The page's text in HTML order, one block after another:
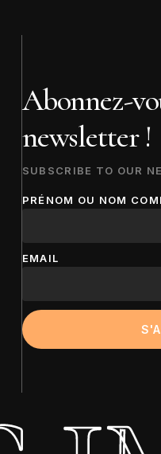
Abonnez-
newsletter !
SUBSCRIBE TO OUR
PRÉNOM OU NOM
EMAIL